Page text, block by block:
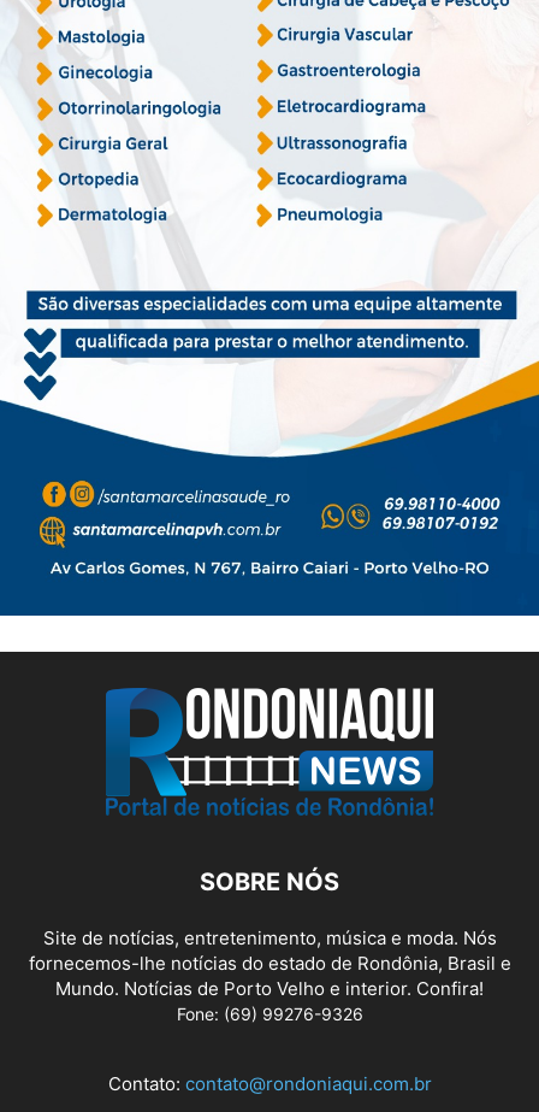
SOBRE NÓS
Site de notícias, entretenimento, música e moda. Nós
fornecemos-lhe notícias do estado de Rondônia, Brasil e
Mundo. Notícias de Porto Velho e interior. Confira!
Fone: (69) 99276-9326
Contato: contato@rondoniaqui.com.br